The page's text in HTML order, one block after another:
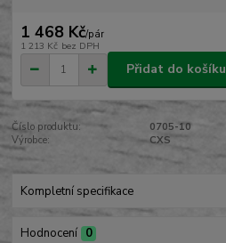
1 468 Kč/pár
1 213 Kč bez DPH
Přidat do košíku
Číslo produktu:
0705-10
Výrobce:
CXS
Kompletní specifikace
Hodnocení 0